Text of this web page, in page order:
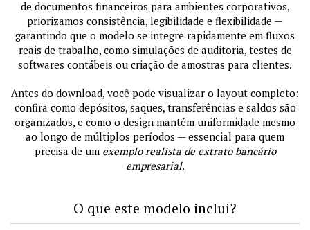
de documentos financeiros para ambientes corporativos,
priorizamos consistência, legibilidade e flexibilidade —
garantindo que o modelo se integre rapidamente em fluxos
reais de trabalho, como simulações de auditoria, testes de
softwares contábeis ou criação de amostras para clientes.
Antes do download, você pode visualizar o layout completo:
confira como depósitos, saques, transferências e saldos são
organizados, e como o design mantém uniformidade mesmo
ao longo de múltiplos períodos — essencial para quem
precisa de um exemplo realista de extrato bancário
empresarial.
O que este modelo inclui?